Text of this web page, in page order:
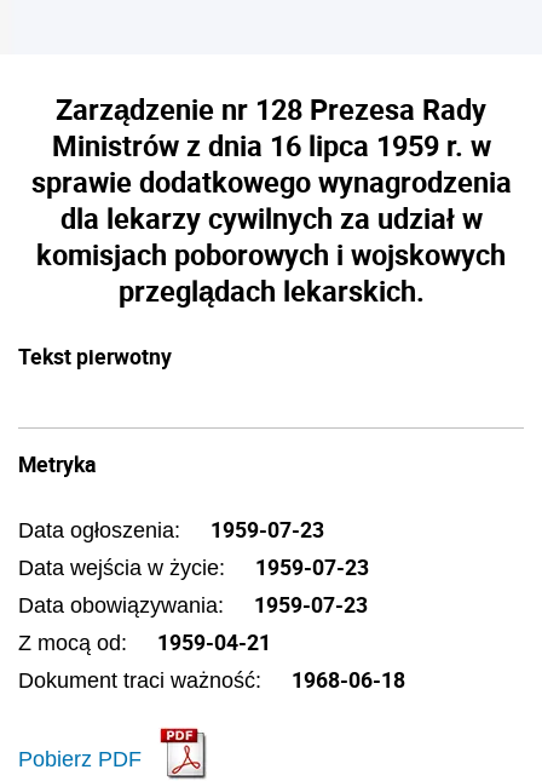
Zarządzenie nr 128 Prezesa Rady
Ministrów z dnia 16 lipca 1959 r. w
sprawie dodatkowego wynagrodzenia
dla lekarzy cywilnych za udział w
komisjach poborowych i wojskowych
przeglądach lekarskich.
Tekst pierwotny
Metryka
Data ogłoszenia: 1959-07-23
Data wejścia w życie: 1959-07-23
Data obowiązywania: 1959-07-23
Z mocą od: 1959-04-21
Dokument traci ważność: 1968-06-18
Pobierz PDF